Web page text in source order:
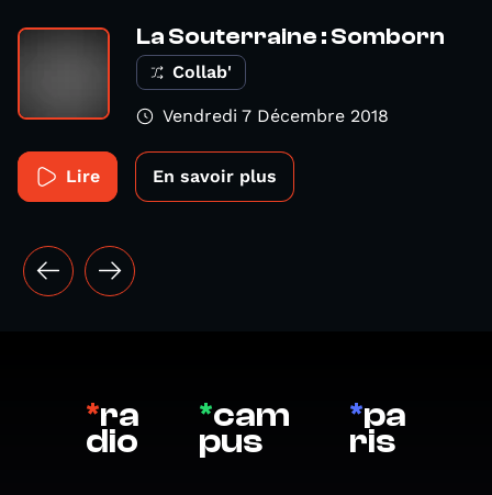
La Souterraine : Somborn
Collab'
Vendredi 7 Décembre 2018
Lire En savoir plus
*ra
dio
*cam
pus
*pa
ris